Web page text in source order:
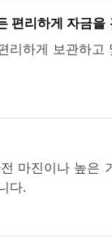
편리하게 자금을
리하게 보관하고
마진이나 높은
다.